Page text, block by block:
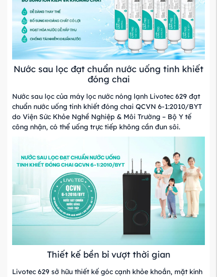
Nước sau lọc đạt chuẩn nước uống tinh khiết
đóng chai
Nước sau lọc của máy lọc nước nóng lạnh Livotec 629 đạt
chuẩn nước uống tinh khiết đóng chai QCVN 6-1:2010/BYT
do Viện Sức Khỏe Nghề Nghiệp & Môi Trường – Bộ Y tế
công nhận, có thể uống trực tiếp không cần đun sôi.
Thiết kế bền bỉ vượt thời gian
Livotec 629 sở hữu thiết kế góc cạnh khỏe khoắn, mặt kính